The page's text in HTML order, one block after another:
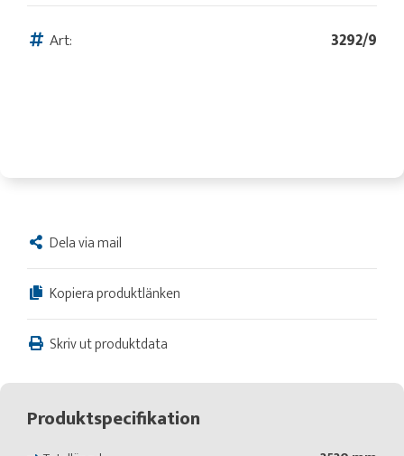
Art: 3292/9
Dela via mail
Kopiera produktlänken
Skriv ut produktdata
Produktspecifikation